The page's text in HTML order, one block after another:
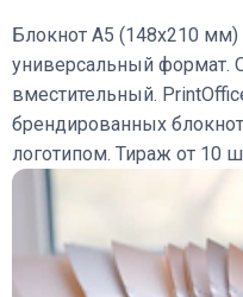
Блокнот А5 (148х210
универсальный формат.
вместительный.
брендированных
логотипом. Тираж от 10